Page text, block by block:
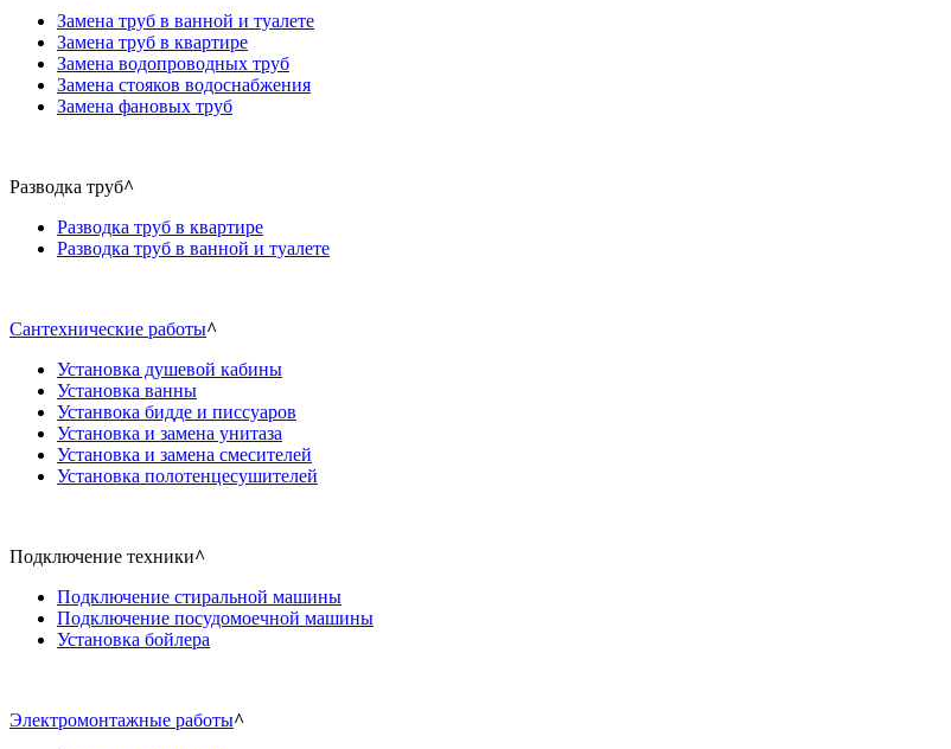
Замена труб в ванной и туалете
Замена труб в квартире
Замена водопроводных труб
Замена стояков водоснабжения
Замена фановых труб
Разводка труб^
Разводка труб в квартире
Разводка труб в ванной и туалете
Сантехнические работы^
Установка душевой кабины
Установка ванны
Устанвока бидде и писсуаров
Установка и замена унитаза
Установка и замена смесителей
Установка полотенцесушителей
Подключение техники^
Подключение стиральной машины
Подключение посудомоечной машины
Установка бойлера
Электромонтажные работы^